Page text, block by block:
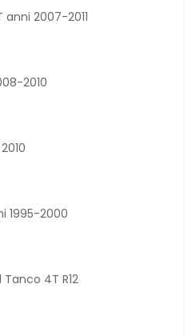
2007-2011
2010
1995-2000
Tanco 4T R12